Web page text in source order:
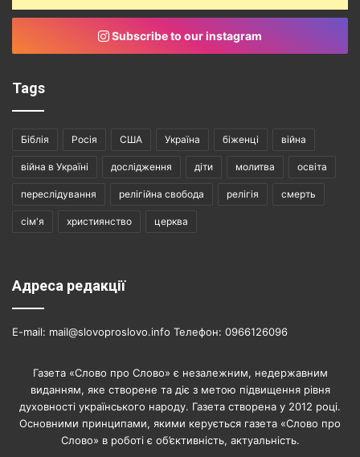
Subscribe to our instagram
Tags
Біблія Росія США Україна біженці війна
війна в Україні дослідження діти молитва освіта
переслідування релігійна свобода релігія смерть
сім'я християнство церква
Адреса редакції
E-mail: mail@slovoproslovo.info Телефон: 0966126096
Газета «Слово про Слово» є незалежним, недержавним
виданням, яке створене та діє з метою підвищення рівня
духовності українського народу. Газета створена у 2012 році.
Основними принципами, якими керується газета «Слово про
Слово» в роботі є об’єктивність, актуальність.